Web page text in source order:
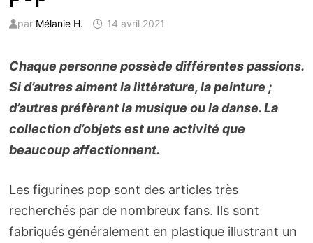
par Mélanie H. 14 avril 2021
Chaque personne possède différentes passions.
Si d’autres aiment la littérature, la peinture ;
d’autres préfèrent la musique ou la danse. La
collection d’objets est une activité que
beaucoup affectionnent.
Les figurines pop sont des articles très
recherchés par de nombreux fans. Ils sont
fabriqués généralement en plastique illustrant un